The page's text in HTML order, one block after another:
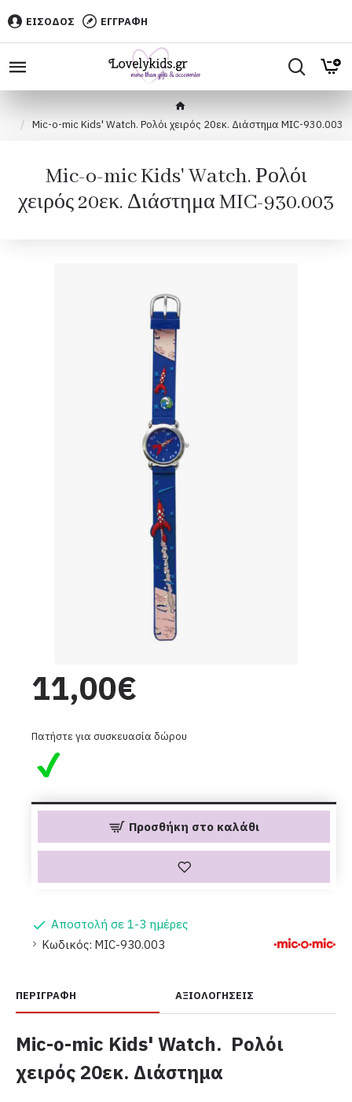
ΕΙΣΟΔΟΣ ΕΓΓΡΑΦΗ
Mic-o-mic Kids' Watch. Ρολόι χειρός 20εκ. Διάστημα MIC-930.003
Mic-o-mic Kids' Watch. Ρολόι
χειρός 20εκ. Διάστημα MIC-930.003
Αποστολή σε 1-3 ημέρες
Κωδικός: MIC-930.003
11,00€
Πατήστε για συσκευασία δώρου
Προσθήκη στο καλάθι
ΠΕΡΙΓΡΑΦΉ ΑΞΙΟΛΟΓΉΣΕΙΣ
Mic-o-mic Kids' Watch. Ρολόι
χειρός 20εκ. Διάστημα